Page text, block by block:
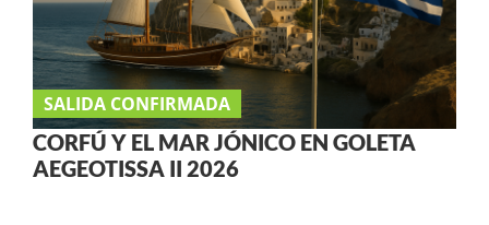
SALIDA CONFIRMADA
CORFÚ Y EL MAR JÓNICO EN GOLETA
AEGEOTISSA II 2026